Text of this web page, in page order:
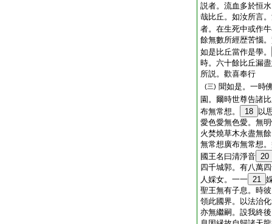
説者。流血多於恒
哉比丘。如汝所言
者。在生死中或作
餘無數所經歴苦惱
如是比丘當作是學。
時。六十餘比丘漏
所説。歡喜奉行
(三) 聞如是。一時
園。爾時世尊告諸
布無常想。
18
以
愛色愛無色愛。無
火焚燒草木永盡無
無常想廣布無常想
國王名曰清淨音 20
四千城郭。有八萬
人婇女。一一 21
聖王無有子息。時
領此國界。以法治
亦無繼嗣。設我終